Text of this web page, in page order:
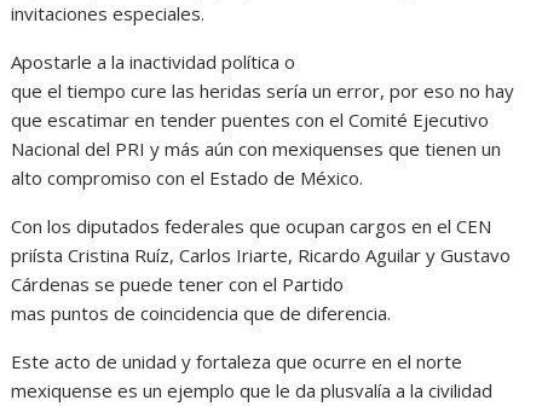
invitaciones especiales.
Apostarle a la inactividad política o
que el tiempo cure las heridas sería un error, por eso no hay
que escatimar en tender puentes con el Comité Ejecutivo
Nacional del PRI y más aún con mexiquenses que tienen un
alto compromiso con el Estado de México.
Con los diputados federales que ocupan cargos en el CEN
priísta Cristina Ruíz, Carlos Iriarte, Ricardo Aguilar y Gustavo
Cárdenas se puede tener con el Partido
mas puntos de coincidencia que de diferencia.
Este acto de unidad y fortaleza que ocurre en el norte
mexiquense es un ejemplo que le da plusvalía a la civilidad